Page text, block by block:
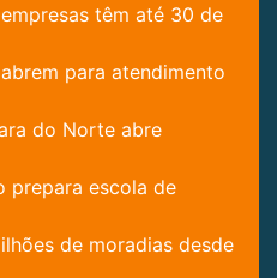
têm até 30 de
para atendimento
do Norte abre
prepara escola de
de moradias desde